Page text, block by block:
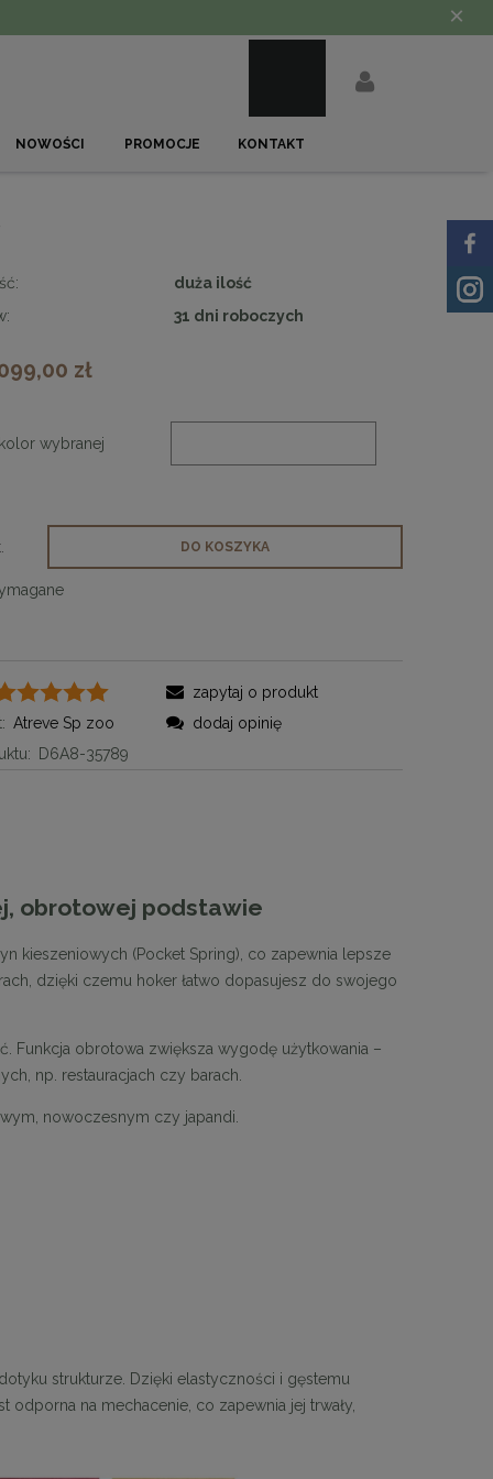
×
NOWOŚCI PROMOCJE KONTAKT
duża ilość
31 dni roboczych
zł
wybranej
DO KOSZYKA
Atreve Sp zoo
D6A8-35789
zapytaj o produkt
dodaj opinię
obrotowej podstawie
kieszeniowych (Pocket Spring), co zapewnia lepsze
dzięki czemu hoker łatwo dopasujesz do swojego
Funkcja obrotowa zwiększa wygodę użytkowania –
np. restauracjach czy barach.
nowoczesnym czy japandi.
strukturze. Dzięki elastyczności i gęstemu
na mechacenie, co zapewnia jej trwały,